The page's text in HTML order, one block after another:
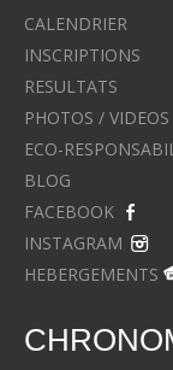
CALENDRIER
INSCRIPTIONS
RESULTATS
PHOTOS / VIDEOS
ECO-
BLOG
FACEBOOK
INSTAGRAM
HEBERGEMENTS